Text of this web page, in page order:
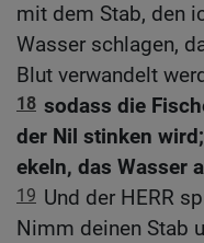
mit dem Stab, den
Wasser schlagen,
Blut verwandelt
18 sodass die
der Nil stinken
ekeln, das Wasser
19 Und der HERR
Nimm deinen Stab